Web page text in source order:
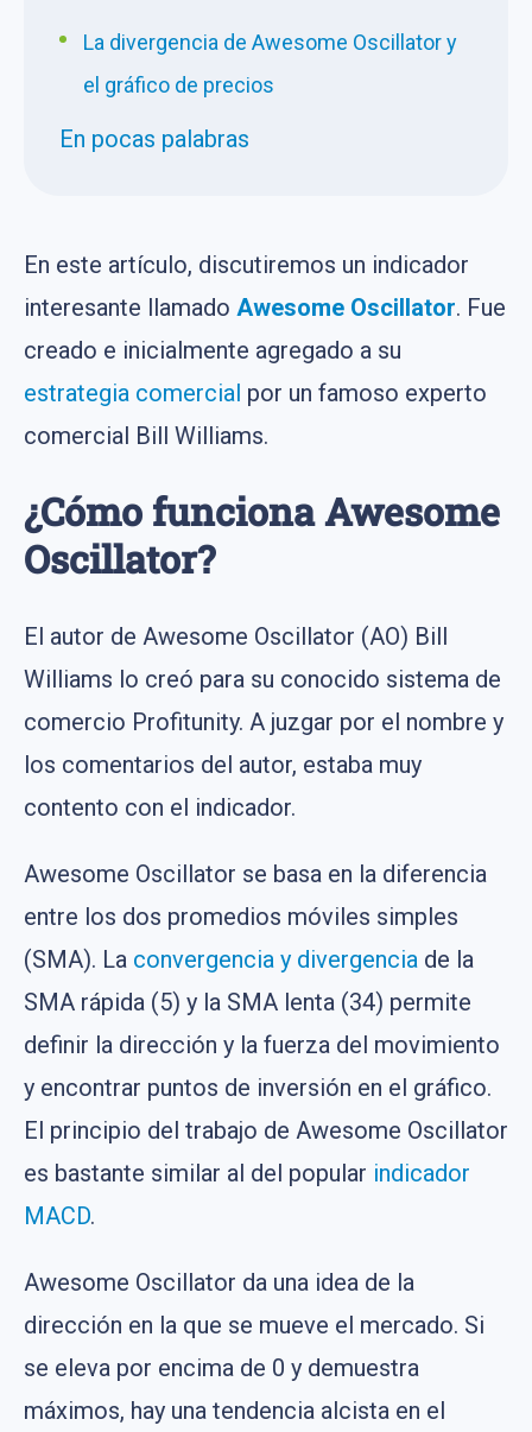
La divergencia de Awesome Oscillator y
el gráfico de precios
En pocas palabras
En este artículo, discutiremos un indicador
interesante llamado Awesome Oscillator. Fue
creado e inicialmente agregado a su
estrategia comercial por un famoso experto
comercial Bill Williams.
¿Cómo funciona Awesome
Oscillator?
El autor de Awesome Oscillator (AO) Bill
Williams lo creó para su conocido sistema de
comercio Profitunity. A juzgar por el nombre y
los comentarios del autor, estaba muy
contento con el indicador.
Awesome Oscillator se basa en la diferencia
entre los dos promedios móviles simples
(SMA). La convergencia y divergencia de la
SMA rápida (5) y la SMA lenta (34) permite
definir la dirección y la fuerza del movimiento
y encontrar puntos de inversión en el gráfico.
El principio del trabajo de Awesome Oscillator
es bastante similar al del popular indicador
MACD.
Awesome Oscillator da una idea de la
dirección en la que se mueve el mercado. Si
se eleva por encima de 0 y demuestra
máximos, hay una tendencia alcista en el